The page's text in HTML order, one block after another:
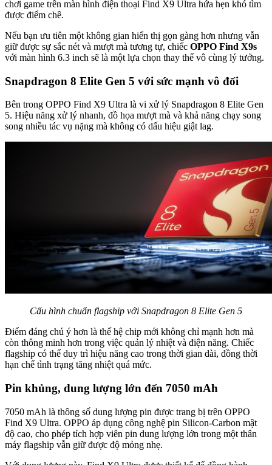
chơi game trên màn hình điện thoại Find X9 Ultra hứa hẹn khó tìm
được điểm chê.
Nếu bạn ưu tiên một không gian hiển thị gọn gàng hơn nhưng vẫn
giữ được sự sắc nét và mượt mà tương tự, chiếc OPPO Find X9s
với màn hình 6.3 inch sẽ là một lựa chọn thay thế vô cùng lý tưởng.
Snapdragon 8 Elite Gen 5 với sức mạnh vô đối
Bên trong OPPO Find X9 Ultra là vi xử lý Snapdragon 8 Elite Gen
5. Hiệu năng xử lý nhanh, đồ họa mượt mà và khả năng chạy song
song nhiều tác vụ nặng mà không có dấu hiệu giật lag.
Cấu hình chuẩn flagship với Snapdragon 8 Elite Gen 5
Điểm đáng chú ý hơn là thế hệ chip mới không chỉ mạnh hơn mà
còn thông minh hơn trong việc quản lý nhiệt và điện năng. Chiếc
flagship có thể duy trì hiệu năng cao trong thời gian dài, đồng thời
hạn chế tình trạng tăng nhiệt quá mức.
Pin khủng, dung lượng lớn đến 7050 mAh
7050 mAh là thông số dung lượng pin được trang bị trên OPPO
Find X9 Ultra. OPPO áp dụng công nghệ pin Silicon-Carbon mật
độ cao, cho phép tích hợp viên pin dung lượng lớn trong một thân
máy flagship vẫn giữ được độ mỏng nhẹ.